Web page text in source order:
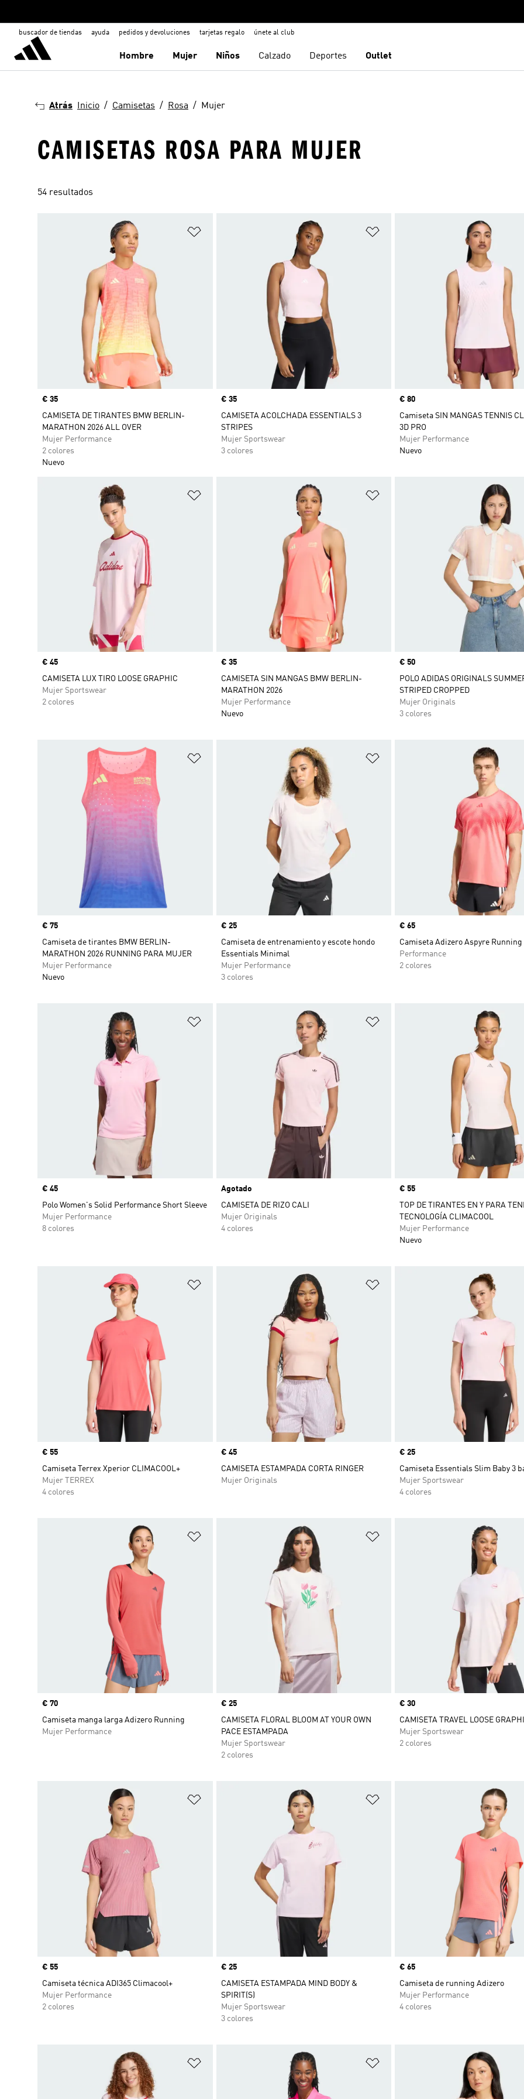
buscador de tiendas ayuda pedidos y devoluciones tarjetas regalo únete al club
Hombre Mujer Niños Calzado Deportes Outlet
Atrás Inicio Camisetas Rosa Mujer
CAMISETAS ROSA PARA MUJER
54 resultados
Añadir a la lista de deseos
Precio
€ 35
CAMISETA DE TIRANTES BMW BERLIN-
MARATHON 2026 ALL OVER
Mujer Performance
2 colores
Nuevo
Añadir a la lista de deseos
Precio
€ 35
CAMISETA ACOLCHADA ESSENTIALS 3
STRIPES
Mujer Sportswear
3 colores
Precio
€ 80
Camiseta SIN MANGAS TENNIS
3D PRO
Mujer Performance
Nuevo
Añadir a la lista de deseos
Precio
€ 45
CAMISETA LUX TIRO LOOSE GRAPHIC
Mujer Sportswear
2 colores
Añadir a la lista de deseos
Precio
€ 35
CAMISETA SIN MANGAS BMW BERLIN-
MARATHON 2026
Mujer Performance
Nuevo
Precio
€ 50
POLO ADIDAS ORIGINALS
STRIPED CROPPED
Mujer Originals
3 colores
Añadir a la lista de deseos
Precio
€ 75
Camiseta de tirantes BMW BERLIN-
MARATHON 2026 RUNNING PARA MUJER
Mujer Performance
Nuevo
Añadir a la lista de deseos
Precio
€ 25
Camiseta de entrenamiento y escote hondo
Essentials Minimal
Mujer Performance
3 colores
Precio
€ 65
Camiseta Adizero Aspyre
Performance
2 colores
Añadir a la lista de deseos
Precio
€ 45
Polo Women's Solid Performance Short Sleeve
Mujer Performance
8 colores
Añadir a la lista de deseos
Agotado
CAMISETA DE RIZO CALI
Mujer Originals
4 colores
Precio
€ 55
TOP DE TIRANTES EN Y PARA
TECNOLOGÍA CLIMACOOL
Mujer Performance
Nuevo
Añadir a la lista de deseos
Precio
€ 55
Camiseta Terrex Xperior CLIMACOOL+
Mujer TERREX
4 colores
Añadir a la lista de deseos
Precio
€ 45
CAMISETA ESTAMPADA CORTA RINGER
Mujer Originals
Precio
€ 25
Camiseta Essentials Slim Baby 3
Mujer Sportswear
4 colores
Añadir a la lista de deseos
Precio
€ 70
Camiseta manga larga Adizero Running
Mujer Performance
Añadir a la lista de deseos
Precio
€ 25
CAMISETA FLORAL BLOOM AT YOUR OWN
PACE ESTAMPADA
Mujer Sportswear
2 colores
Precio
€ 30
CAMISETA TRAVEL LOOSE
Mujer Sportswear
2 colores
Añadir a la lista de deseos
Precio
€ 55
Camiseta técnica ADI365 Climacool+
Mujer Performance
2 colores
Añadir a la lista de deseos
Precio
€ 25
CAMISETA ESTAMPADA MIND BODY &
SPIRIT(S)
Mujer Sportswear
3 colores
Precio
€ 65
Camiseta de running Adizero
Mujer Performance
4 colores
Añadir a la lista de deseos Añadir a la lista de deseos